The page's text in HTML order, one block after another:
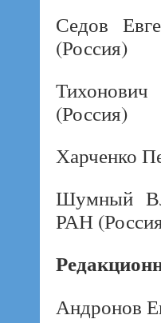
Седов
(Россия)
(Россия)
Харченко
Шумный
РАН
Андронов